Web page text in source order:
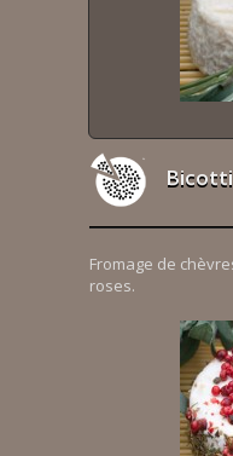
Fromage de
roses.